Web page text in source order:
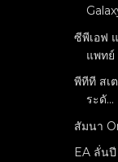
ซีพีเอฟ
แพทย์
พีทีที สเ
ระดั...
สัมนา
EA ลั่น